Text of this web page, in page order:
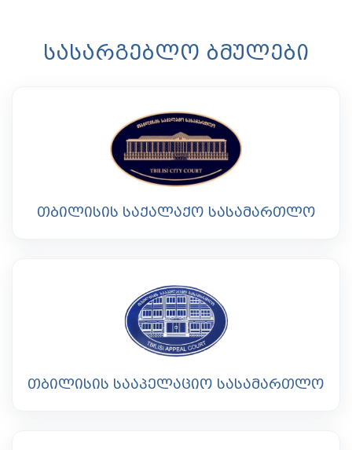
სასარგებლო ბმულები
თბილისის საქალაქო სასამართლო
თბილისის სააპელაციო სასამართლო